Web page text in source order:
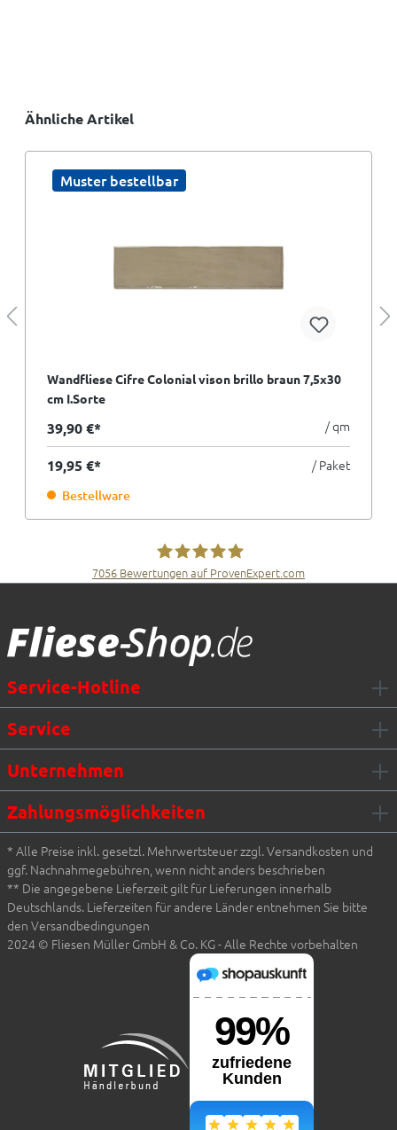
Ähnliche Artikel
Muster bestellbar
Wandfliese Cifre Colonial vison brillo braun 7,5x30
cm I.Sorte
39,90 €* / qm
19,95 €* / Paket
Bestellware
7056 Bewertungen auf ProvenExpert.com
Service-Hotline
Service
Unternehmen
Zahlungsmöglichkeiten
* Alle Preise inkl. gesetzl. Mehrwertsteuer zzgl. Versandkosten und
ggf. Nachnahmegebühren, wenn nicht anders beschrieben
** Die angegebene Lieferzeit gilt für Lieferungen innerhalb
Deutschlands. Lieferzeiten für andere Länder entnehmen Sie bitte
den Versandbedingungen
2024 © Fliesen Müller GmbH & Co. KG - Alle Rechte vorbehalten